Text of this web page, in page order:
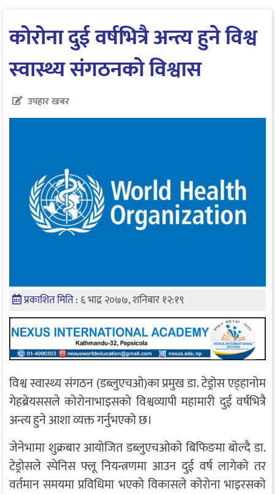
कोरोना दुई वर्षभित्रै अन्त्य हुने विश्व
स्वास्थ्य संगठनको विश्वास
उपहार खबर
प्रकाशित मिति : ६ भाद्र २०७७, शनिबार १२:१९
विश्व स्वास्थ्य संगठन (डब्लुएचओ)का प्रमुख डा. टेड्रोस एड्हानोम
गेहब्रेयससले कोरोनाभाइसको विश्वव्यापी महामारी दुई वर्षभित्रै
अन्त्य हुने आशा व्यक्त गर्नुभएको छ।
जेनेभामा शुक्रबार आयोजित डब्लुएचओको बिफिङमा बोल्दै डा.
टेड्रोसले स्पेनिस फ्लू नियन्त्रणमा आउन दुई वर्ष लागेको तर
वर्तमान समयमा प्रविधिमा भएको विकासले कोरोना भाइरसको